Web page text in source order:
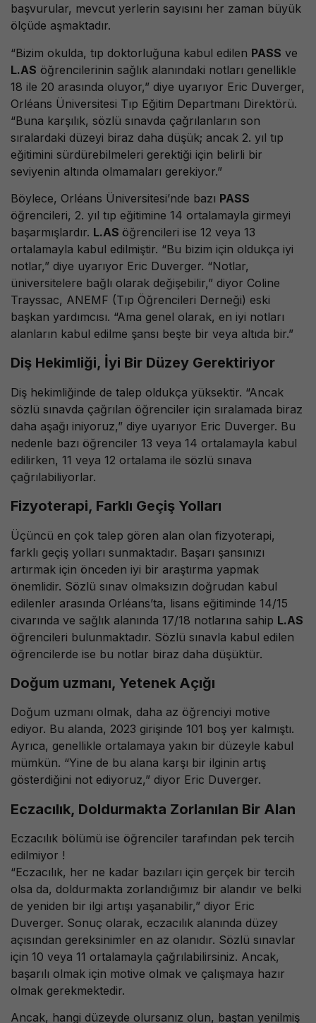
başvurular, mevcut yerlerin sayısını her zaman büyük
ölçüde aşmaktadır.
“Bizim okulda, tıp doktorluğuna kabul edilen PASS ve
L.AS öğrencilerinin sağlık alanındaki notları genellikle
18 ile 20 arasında oluyor,” diye uyarıyor Eric Duverger,
Orléans Üniversitesi Tıp Eğitim Departmanı Direktörü.
“Buna karşılık, sözlü sınavda çağrılanların son
sıralardaki düzeyi biraz daha düşük; ancak 2. yıl tıp
eğitimini sürdürebilmeleri gerektiği için belirli bir
seviyenin altında olmamaları gerekiyor.”
Böylece, Orléans Üniversitesi’nde bazı PASS
öğrencileri, 2. yıl tıp eğitimine 14 ortalamayla girmeyi
başarmışlardır. L.AS öğrencileri ise 12 veya 13
ortalamayla kabul edilmiştir. “Bu bizim için oldukça iyi
notlar,” diye uyarıyor Eric Duverger. “Notlar,
üniversitelere bağlı olarak değişebilir,” diyor Coline
Trayssac, ANEMF (Tıp Öğrencileri Derneği) eski
başkan yardımcısı. “Ama genel olarak, en iyi notları
alanların kabul edilme şansı beşte bir veya altıda bir.”
Diş Hekimliği, İyi Bir Düzey Gerektiriyor
Diş hekimliğinde de talep oldukça yüksektir. “Ancak
sözlü sınavda çağrılan öğrenciler için sıralamada biraz
daha aşağı iniyoruz,” diye uyarıyor Eric Duverger. Bu
nedenle bazı öğrenciler 13 veya 14 ortalamayla kabul
edilirken, 11 veya 12 ortalama ile sözlü sınava
çağrılabiliyorlar.
Fizyoterapi, Farklı Geçiş Yolları
Üçüncü en çok talep gören alan olan fizyoterapi,
farklı geçiş yolları sunmaktadır. Başarı şansınızı
artırmak için önceden iyi bir araştırma yapmak
önemlidir. Sözlü sınav olmaksızın doğrudan kabul
edilenler arasında Orléans’ta, lisans eğitiminde 14/15
civarında ve sağlık alanında 17/18 notlarına sahip L.AS
öğrencileri bulunmaktadır. Sözlü sınavla kabul edilen
öğrencilerde ise bu notlar biraz daha düşüktür.
Doğum uzmanı, Yetenek Açığı
Doğum uzmanı olmak, daha az öğrenciyi motive
ediyor. Bu alanda, 2023 girişinde 101 boş yer kalmıştı.
Ayrıca, genellikle ortalamaya yakın bir düzeyle kabul
mümkün. “Yine de bu alana karşı bir ilginin artış
gösterdiğini not ediyoruz,” diyor Eric Duverger.
Eczacılık, Doldurmakta Zorlanılan Bir Alan
Eczacılık bölümü ise öğrenciler tarafından pek tercih
edilmiyor !
“Eczacılık, her ne kadar bazıları için gerçek bir tercih
olsa da, doldurmakta zorlandığımız bir alandır ve belki
de yeniden bir ilgi artışı yaşanabilir,” diyor Eric
Duverger. Sonuç olarak, eczacılık alanında düzey
açısından gereksinimler en az olanıdır. Sözlü sınavlar
için 10 veya 11 ortalamayla çağrılabilirsiniz. Ancak,
başarılı olmak için motive olmak ve çalışmaya hazır
olmak gerekmektedir.
Ancak, hangi düzeyde olursanız olun, baştan yenilmiş